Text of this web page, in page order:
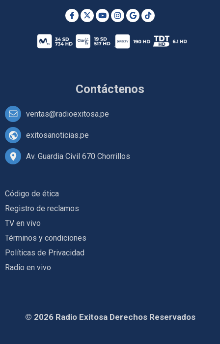
Contáctenos
ventas@radioexitosa.pe
exitosanoticias.pe
Av. Guardia Civil 670 Chorrillos
Código de ética
Registro de reclamos
TV en vivo
Términos y condiciones
Políticas de Privacidad
Radio en vivo
© 2026 Radio Exitosa Derechos Reservados